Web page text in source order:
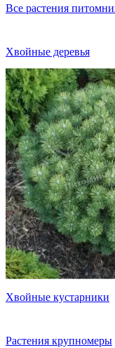
Все растения
Хвойные деревья
Хвойные кустарники
Растения крупномеры